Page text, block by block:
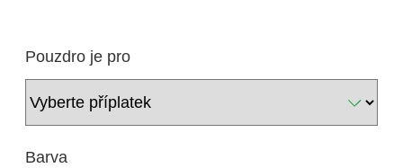
Pouzdro je pro
Barva